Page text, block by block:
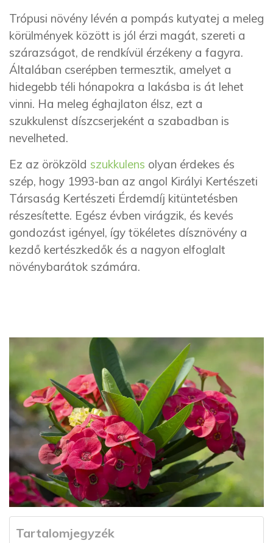
Trópusi növény lévén a pompás kutyatej a meleg
körülmények között is jól érzi magát, szereti a
szárazságot, de rendkívül érzékeny a fagyra.
Általában cserépben termesztik, amelyet a
hidegebb téli hónapokra a lakásba is át lehet
vinni. Ha meleg éghajlaton élsz, ezt a
szukkulenst díszcserjeként a szabadban is
nevelheted.
Ez az örökzöld szukkulens olyan érdekes és
szép, hogy 1993-ban az angol Királyi Kertészeti
Társaság Kertészeti Érdemdíj kitüntetésben
részesítette. Egész évben virágzik, és kevés
gondozást igényel, így tökéletes dísznövény a
kezdő kertészkedők és a nagyon elfoglalt
növénybarátok számára.
Tartalomjegyzék